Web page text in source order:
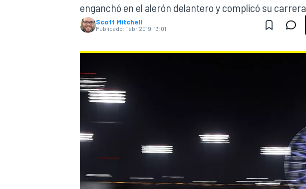
MOTOGP
enganchó en el alerón delantero y complicó su carrera.
Scott Mitchell
Publicado: 1 abr 2019, 13:01